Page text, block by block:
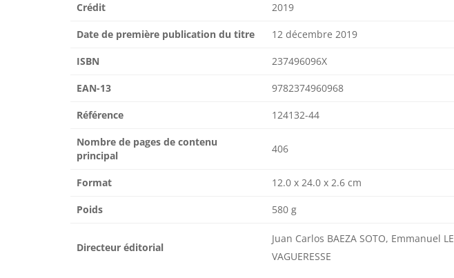
Crédit 2019
Date de première publication du titre 12 décembre 2019
ISBN 237496096X
EAN-13 9782374960968
Référence 124132-44
Nombre de pages de contenu
principal
406
Format 12.0 x 24.0 x 2.6 cm
Poids 580 g
Directeur éditorial
Juan Carlos BAEZA SOTO, Emmanuel LE
VAGUERESSE